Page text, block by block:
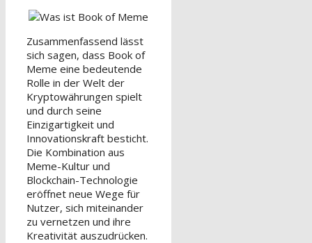
Zusammenfassend lässt
sich sagen, dass Book of
Meme eine bedeutende
Rolle in der Welt der
Kryptowährungen spielt
und durch seine
Einzigartigkeit und
Innovationskraft besticht.
Die Kombination aus
Meme-Kultur und
Blockchain-Technologie
eröffnet neue Wege für
Nutzer, sich miteinander
zu vernetzen und ihre
Kreativität auszudrücken.